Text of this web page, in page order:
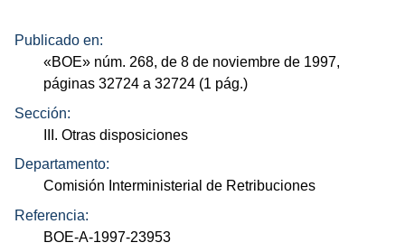
Publicado en:
«BOE» núm. 268, de 8 de noviembre de 1997,
páginas 32724 a 32724 (1 pág.)
Sección:
III. Otras disposiciones
Departamento:
Comisión Interministerial de Retribuciones
Referencia:
BOE-A-1997-23953